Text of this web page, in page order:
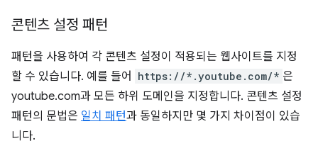
콘텐츠 설정 패턴
패턴을 사용하여 각 콘텐츠 설정이 적용되는 웹사이트를 지정
할 수 있습니다. 예를 들어
https://*.youtube.com/* 은
youtube.com과 모든 하위 도메인을 지정합니다. 콘텐츠 설정
패턴의 문법은 일치 패턴과 동일하지만 몇 가지 차이점이 있습
니다.